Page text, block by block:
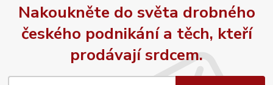
Nakoukněte do světa drobného
českého podnikání a těch, kteří
prodávají srdcem.